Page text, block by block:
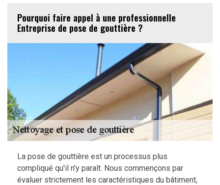
Pourquoi faire appel à une professionnelle
Entreprise de pose de gouttière ?
La pose de gouttière est un processus plus
compliqué qu'il n'y paraît. Nous commençons par
évaluer strictement les caractéristiques du bâtiment,